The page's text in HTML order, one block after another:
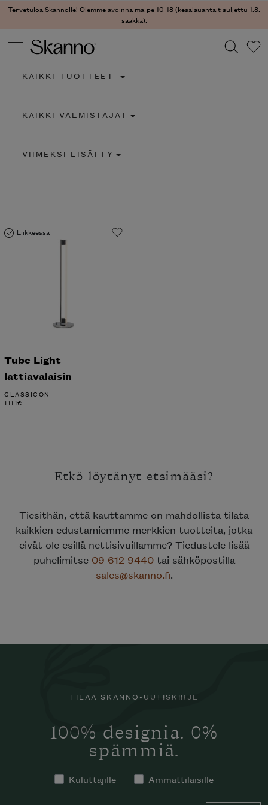
Tervetuloa Skannolle! Olemme avoinna ma-pe 10-18 (kesälauantait suljettu 1.8.
saakka).
Type 2 or more characters for results.
KAIKKI TUOTTEET
KAIKKI VALMISTAJAT
VIIMEKSI LISÄTTY
Liikkeessä
Tube Light
lattiavalaisin
CLASSICON
1111€
Etkö löytänyt etsimääsi?
Tiesithän, että kauttamme on mahdollista tilata
kaikkien edustamiemme merkkien tuotteita, jotka
eivät ole esillä nettisivuillamme? Tiedustele lisää
puhelimitse 09 612 9440tai sähköpostilla
sales@skanno.fi.
TILAA SKANNO-UUTISKIRJE
100% designia. 0%
spämmiä.
Kuluttajille Ammattilaisille